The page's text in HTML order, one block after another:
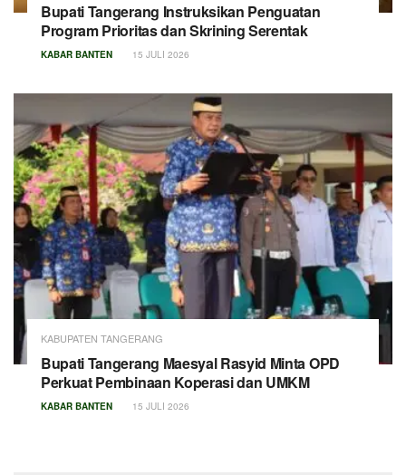
Bupati Tangerang Instruksikan Penguatan
Program Prioritas dan Skrining Serentak
KABAR BANTEN 15 JULI 2026
KABUPATEN TANGERANG
Bupati Tangerang Maesyal Rasyid Minta OPD
Perkuat Pembinaan Koperasi dan UMKM
KABAR BANTEN 15 JULI 2026